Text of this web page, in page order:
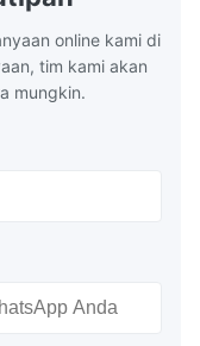
online kami di
tim kami akan
mungkin.